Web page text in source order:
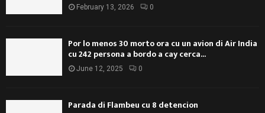
February 13, 2026 0
Por lo menos 30 morto ora cu un avion di Air India
cu 242 persona a bordo a cay cerca...
June 12, 2025 0
Parada di Flambeu cu 8 detencion